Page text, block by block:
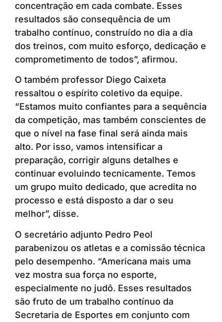
concentração em cada combate. Esses
resultados são consequência de um
trabalho contínuo, construído no dia a dia
dos treinos, com muito esforço, dedicação e
comprometimento de todos”, afirmou.
O também professor Diego Caixeta
ressaltou o espírito coletivo da equipe.
“Estamos muito confiantes para a sequência
da competição, mas também conscientes de
que o nível na fase final será ainda mais
alto. Por isso, vamos intensificar a
preparação, corrigir alguns detalhes e
continuar evoluindo tecnicamente. Temos
um grupo muito dedicado, que acredita no
processo e está disposto a dar o seu
melhor”, disse.
O secretário adjunto Pedro Peol
parabenizou os atletas e a comissão técnica
pelo desempenho. “Americana mais uma
vez mostra sua força no esporte,
especialmente no judô. Esses resultados
são fruto de um trabalho contínuo da
Secretaria de Esportes em conjunto com